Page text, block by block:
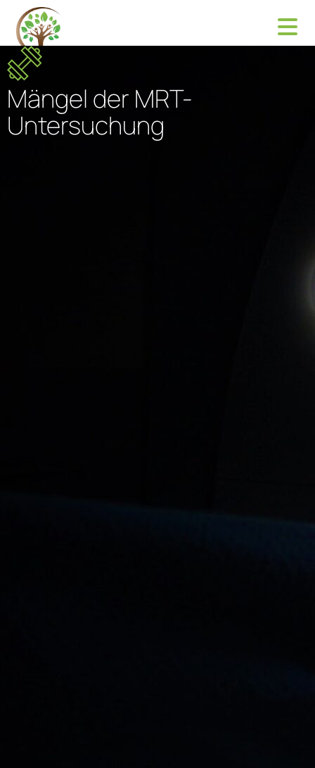
Mängel der MRT-
Untersuchung